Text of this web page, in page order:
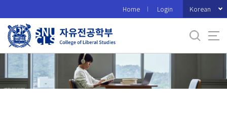
로
메
Home Login Korean